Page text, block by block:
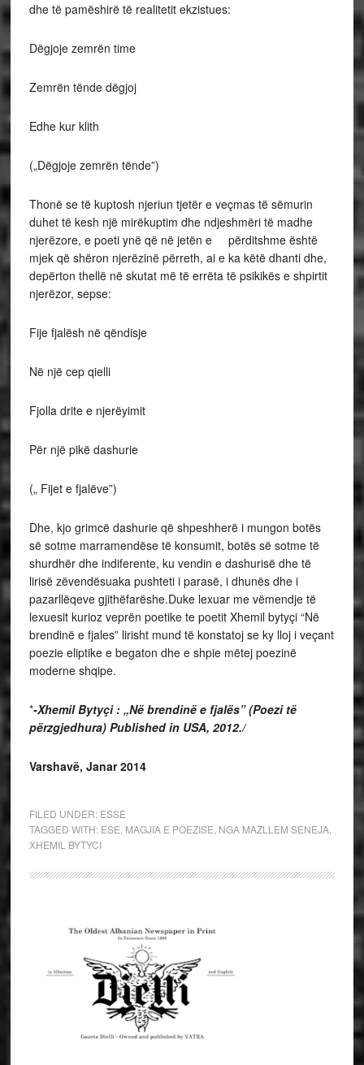
dhe të pamëshirë të realitetit ekzistues:
Dëgjoje zemrën time
Zemrën tënde dëgjoj
Edhe kur klith
(„Dëgjoje zemrën tënde”)
Thonë se të kuptosh njeriun tjetër e veçmas të sëmurin
duhet të kesh një mirëkuptim dhe ndjeshmëri të madhe
njerëzore, e poeti ynë që në jetën e përditshme është
mjek që shëron njerëzinë përreth, ai e ka këtë dhanti dhe,
depërton thellë në skutat më të errëta të psikikës e shpirtit
njerëzor, sepse:
Fije fjalësh në qëndisje
Në një cep qielli
Fjolla drite e njerëyimit
Për një pikë dashurie
(„ Fijet e fjalëve”)
Dhe, kjo grimcë dashurie që shpeshherë i mungon botës
së sotme marramendëse të konsumit, botës së sotme të
shurdhër dhe indiferente, ku vendin e dashurisë dhe të
lirisë zëvendësuaka pushteti i parasë, i dhunës dhe i
pazarllëqeve gjithëfarëshe.Duke lexuar me vëmendje të
lexuesit kurioz veprën poetike te poetit Xhemil bytyçi “Në
brendinë e fjales” lirisht mund të konstatoj se ky lloj i veçant
poezie eliptike e begaton dhe e shpie mëtej poezinë
moderne shqipe.
*-Xhemil Bytyçi : „Në brendinë e fjalës” (Poezi të
përzgjedhura) Published in USA, 2012./
Varshavë, Janar 2014
FILED UNDER: ESSE
TAGGED WITH: ESE MAGJIA E POEZISE NGA MAZLLEM SENEJA,
XHEMIL BYTYCI